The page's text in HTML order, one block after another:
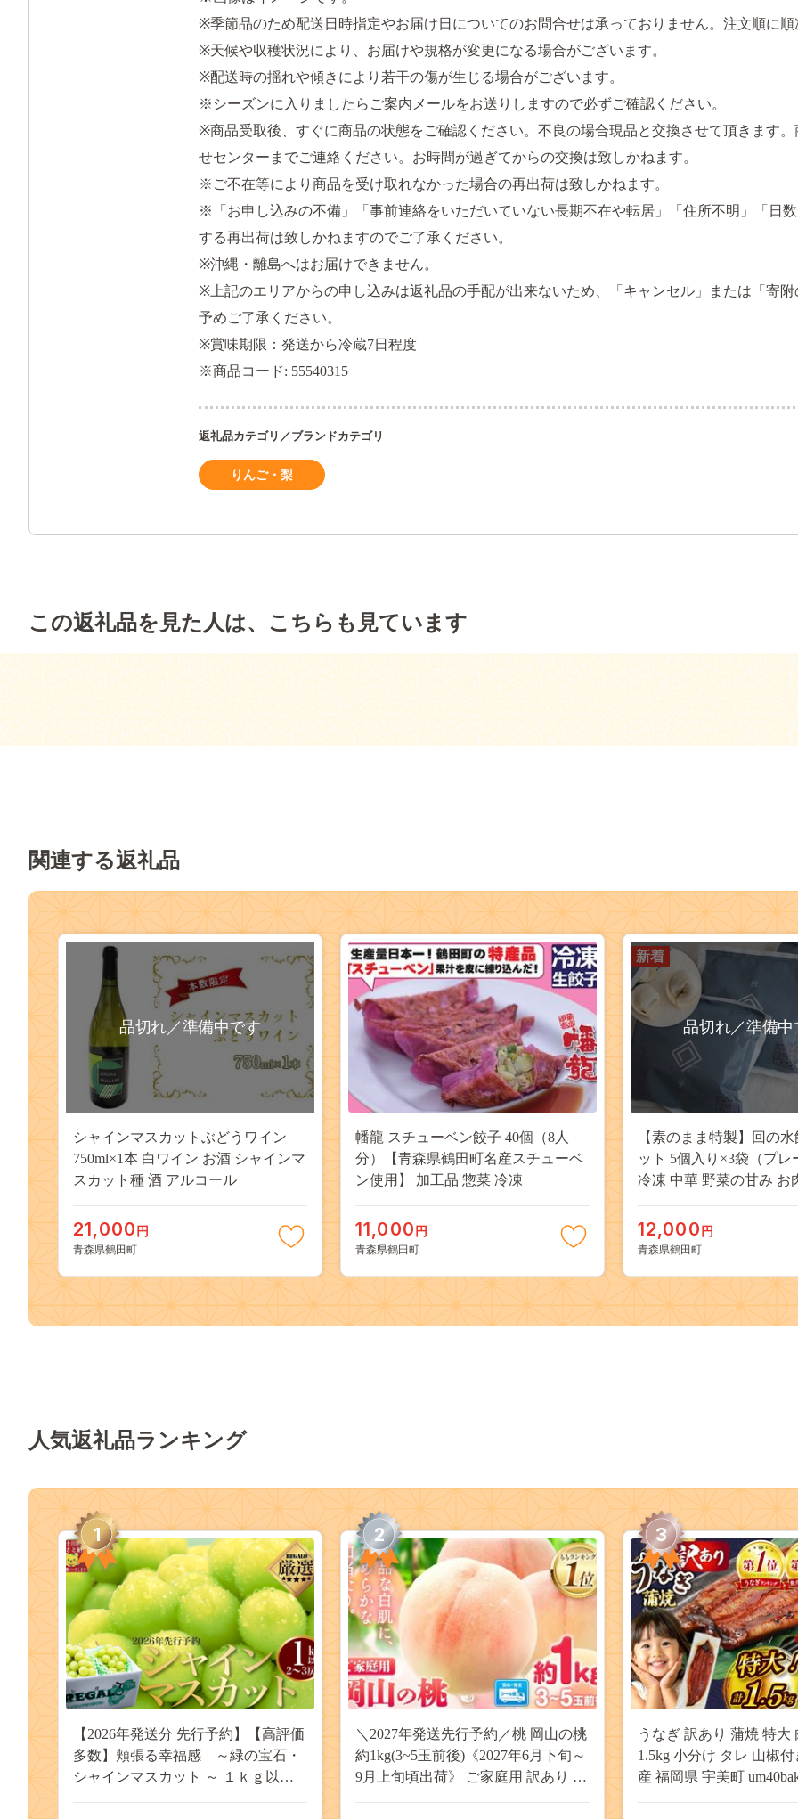
※季節品のため配送日時指定やお届け日についてのお問合せは承っておりません。注文順に
※天候や収穫状況により、お届けや規格が変更になる場合がございます。
※配送時の揺れや傾きにより若干の傷が生じる場合がございます。
※シーズンに入りましたらご案内メールをお送りしますので必ずご確認ください。
※商品受取後、すぐに商品の状態をご確認ください。不良の場合現品と交換させて頂きます
せセンターまでご連絡ください。お時間が過ぎてからの交換は致しかねます。
※ご不在等により商品を受け取れなかった場合の再出荷は致しかねます。
※「お申し込みの不備」「事前連絡をいただいていない長期不在や転居」「住所不明」「日
する再出荷は致しかねますのでご了承ください。
※沖縄・離島へはお届けできません。
※上記のエリアからの申し込みは返礼品の手配が出来ないため、「キャンセル」または「寄
予めご了承ください。
※賞味期限：発送から冷蔵7日程度
※商品コード: 55540315
返礼品カテゴリ／ブランドカテゴリ
りんご・梨
この返礼品を見た人は、こちらも見ています
関連する返礼品
品切れ／準備中です
シャインマスカットぶどうワイン
750ml×1本 白ワイン お酒 シャインマ
スカット種 酒 アルコール
21,000 円
青森県鶴田町
幡龍 スチューベン餃子 40個（8人
分）【青森県鶴田町名産スチューベ
ン使用】 加工品 惣菜 冷凍
11,000 円
青森県鶴田町
新着
品切れ／準備中
【素のまま特製】回の
ット 5個入り×3袋（プレ
冷凍 中華 野菜の甘み お
調理
12,000 円
青森県鶴田町
人気返礼品ランキング
1
【2026年発送分 先行予約】【高評価
多数】頬張る幸福感 ～緑の宝石・
シャインマスカット ～ １ｋｇ以上
2
＼2027年発送先行予約／桃 岡山の桃
約1kg(3~5玉前後)《2027年6月下旬～
9月上旬頃出荷》 ご家庭用 訳あり 白
3
うなぎ 訳あり 蒲焼 特大
1.5kg 小分け タレ 山椒
産 福岡県 宇美町